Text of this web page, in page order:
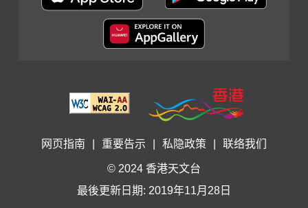
网页指南 重要告示 私隐政策 联络我们
© 2024 香港天文台
最後更新日期: 2019年11月28日